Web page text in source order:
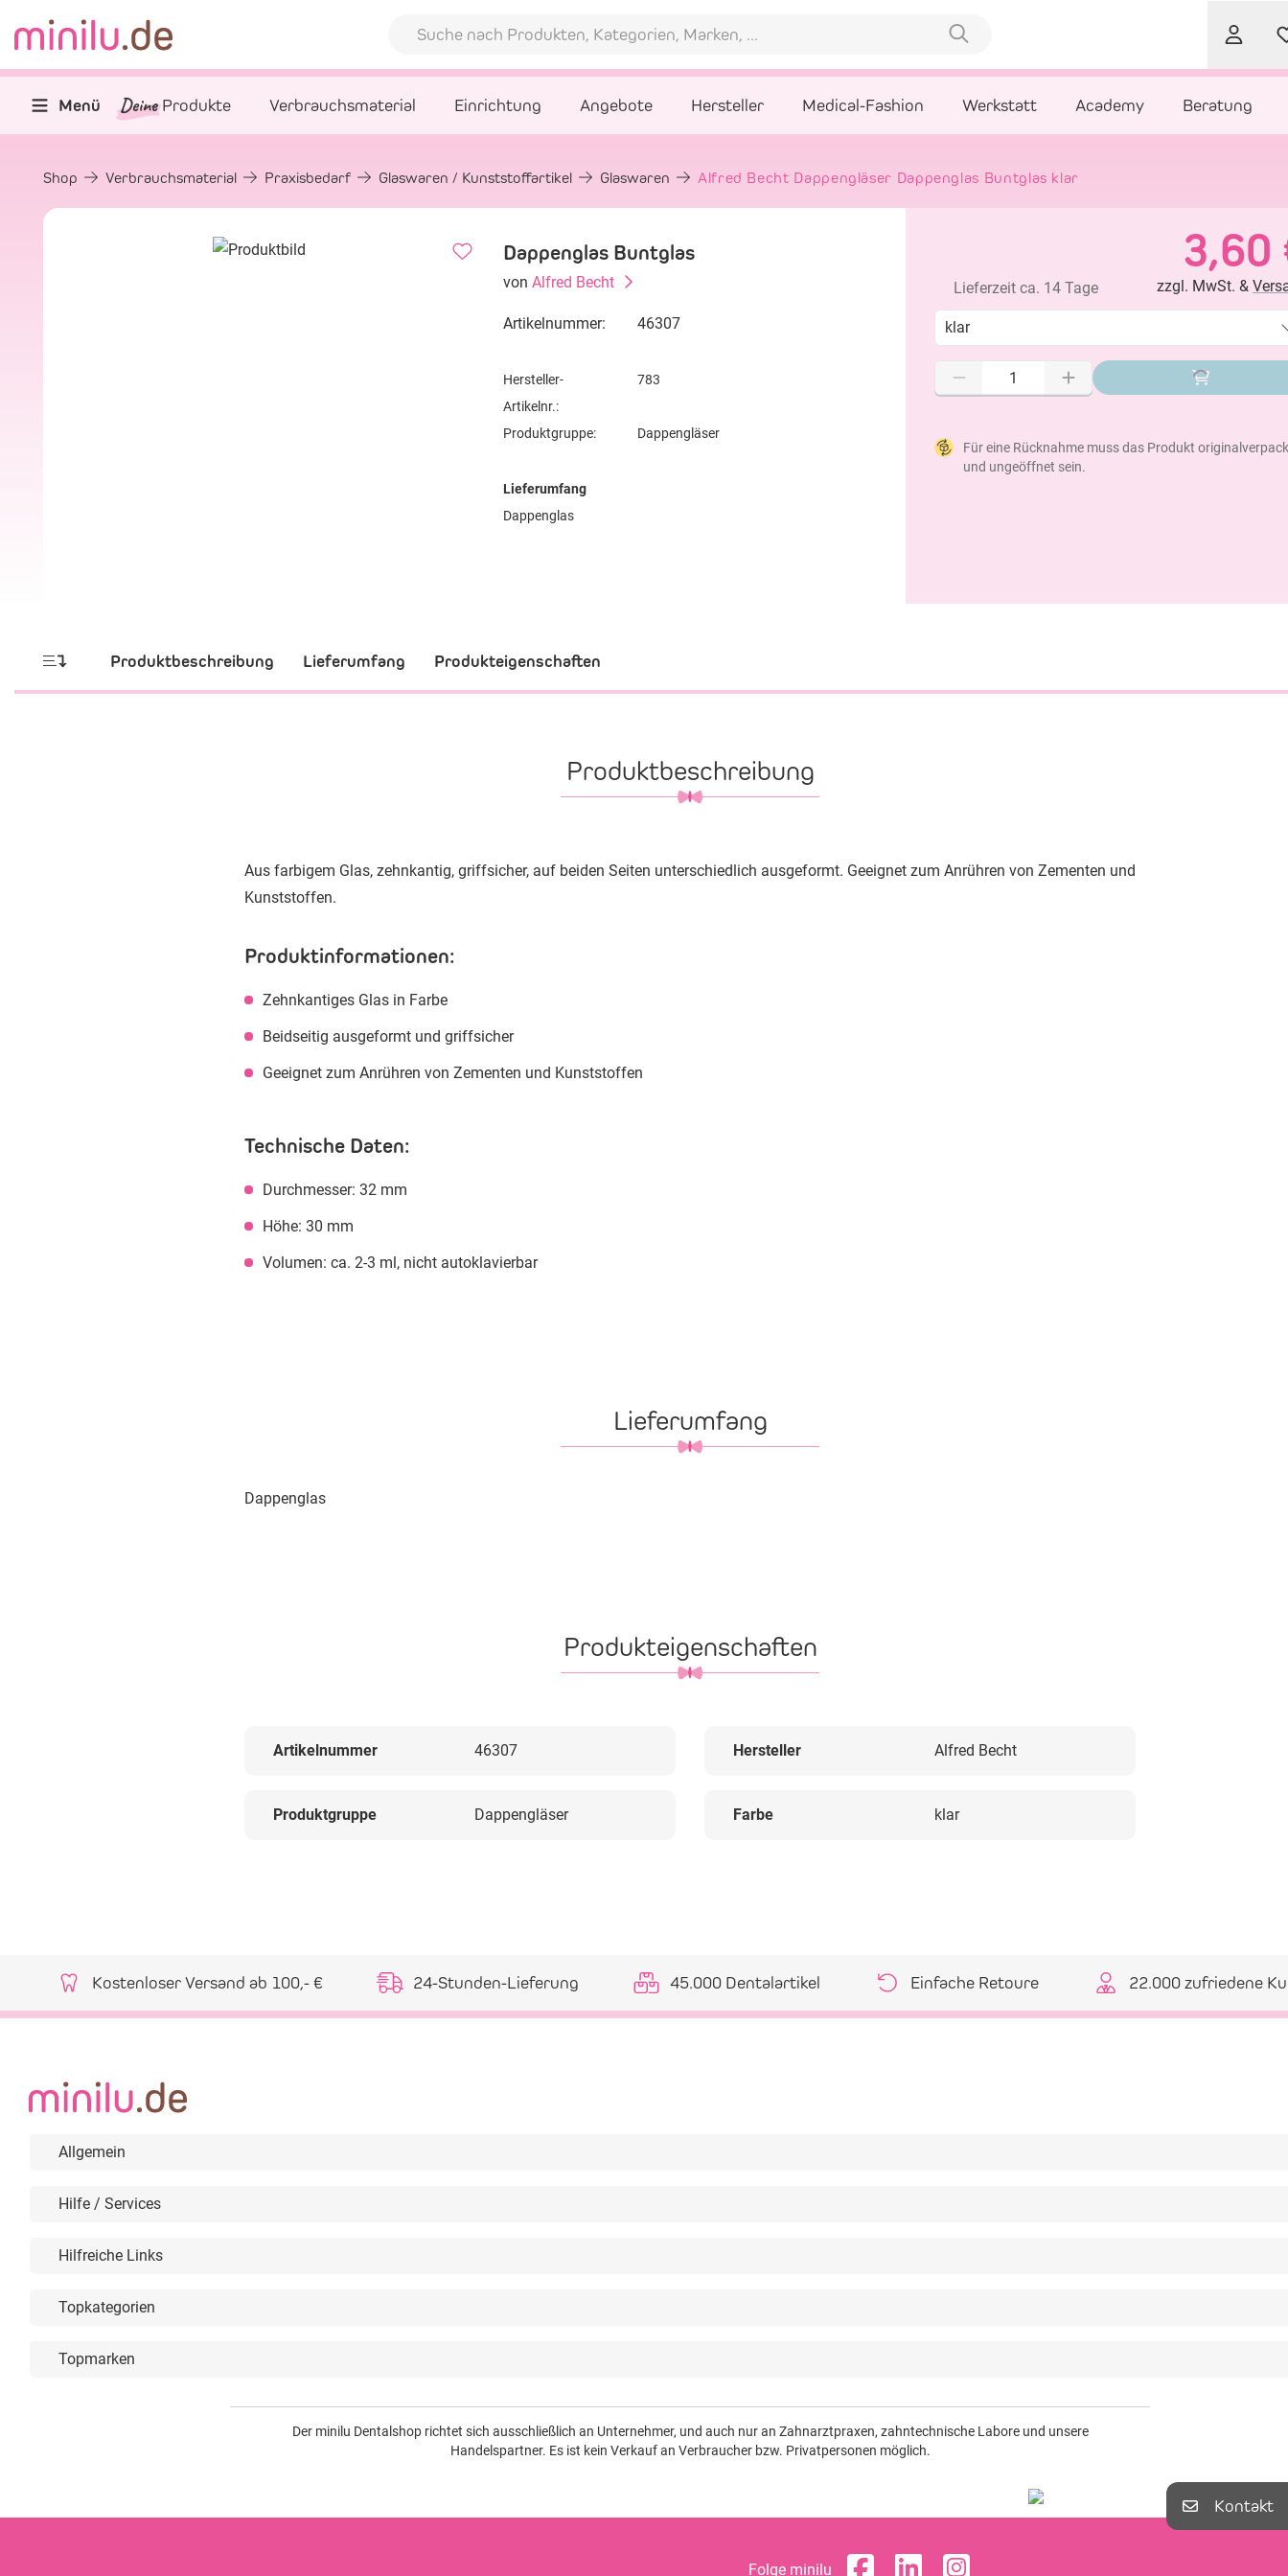
Menü Deine Produkte Verbrauchsmaterial Einrichtung Angebote Hersteller Medical-Fashion Werkstatt Academy Beratung
Shop Verbrauchsmaterial Praxisbedarf Glaswaren / Kunststoffartikel Glaswaren Alfred Becht Dappengläser Dappenglas Buntglas klar
Dappenglas Buntglas
von Alfred Becht
Artikelnummer: 46307
Hersteller-
Artikelnr.:
783
Produktgruppe: Dappengläser
Lieferumfang
Dappenglas
3,60
Lieferzeit ca. 14 Tage zzgl. MwSt. &
klar
Für eine Rücknahme muss das Produkt
und ungeöffnet sein.
Produktbeschreibung Lieferumfang Produkteigenschaften
Produktbeschreibung
Aus farbigem Glas, zehnkantig, griffsicher, auf beiden Seiten unterschiedlich ausgeformt. Geeignet zum Anrühren von Zementen und
Kunststoffen.
Produktinformationen:
Zehnkantiges Glas in Farbe
Beidseitig ausgeformt und griffsicher
Geeignet zum Anrühren von Zementen und Kunststoffen
Technische Daten:
Durchmesser: 32 mm
Höhe: 30 mm
Volumen: ca. 2-3 ml, nicht autoklavierbar
Lieferumfang
Dappenglas
Produkteigenschaften
Artikelnummer 46307 Hersteller Alfred Becht
Produktgruppe Dappengläser Farbe klar
Kontakt
Kostenloser Versand ab 100,- € 24-Stunden-Lieferung 45.000 Dentalartikel Einfache Retoure 22.000 zufriedene
Allgemein
Hilfe / Services
Hilfreiche Links
Topkategorien
Topmarken
Der minilu Dentalshop richtet sich ausschließlich an Unternehmer, und auch nur an Zahnarztpraxen, zahntechnische Labore und unsere
Handelspartner. Es ist kein Verkauf an Verbraucher bzw. Privatpersonen möglich.
Folge minilu